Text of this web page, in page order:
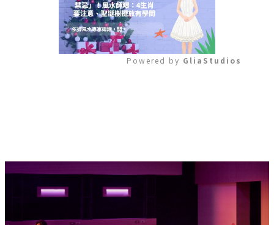
Powered by GliaStudios